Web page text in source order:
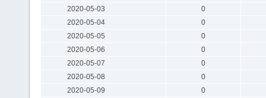
2020-05-03
0
2020-05-04
0
2020-05-05
0
2020-05-06
0
2020-05-07
0
2020-05-08
0
2020-05-09
0